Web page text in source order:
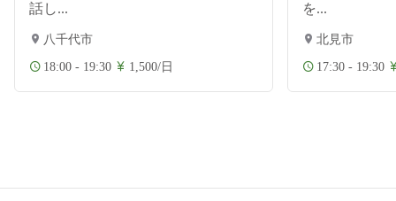
話し...
八千代市
18:00 - 19:30 1,500/日
を...
北見市
17:30 - 19:30